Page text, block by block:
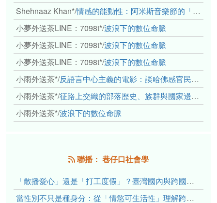
Shehnaaz Khan*/情感的能動性：阿米斯音樂節的「對話觀察」
小夢外送茶LINE：7098t*/波浪下的數位命脈
小夢外送茶LINE：7098t*/波浪下的數位命脈
小夢外送茶LINE：7098t*/波浪下的數位命脈
小雨外送茶*/反語言中心主義的電影：談哈佛感官民族誌實驗室
小雨外送茶*/征路上交織的部落歷史、族群與國家邊界敘事： 《路有多長》、《高砂的翅膀》、《檔案／李光輝》
小雨外送茶*/波浪下的數位命脈
聯播： 巷仔口社會學
「散播愛心」還是「打工度假」？臺灣國內與跨國捐卵的利他修辭、金錢動機與身體代價
當性別不只是種身分：從「情慾可生活性」理解跨性別者的身體、慾望與認同探索